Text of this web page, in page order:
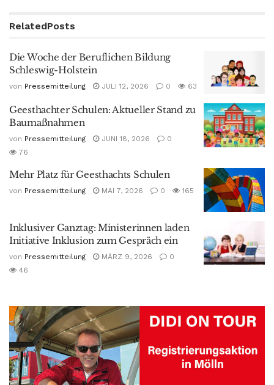
RelatedPosts
Die Woche der Beruflichen Bildung
Schleswig-Holstein
von Pressemitteilung JULI 12, 2026 0 63
Geesthachter Schulen: Aktueller Stand zu
Baumaßnahmen
von Pressemitteilung JUNI 18, 2026
0
76
Mehr Platz für Geesthachts Schulen
von Pressemitteilung MAI 7, 2026 0 165
Inklusiver Ganztag: Ministerinnen laden
Initiative Inklusion zum Gespräch ein
von Pressemitteilung MÄRZ 9, 2026
0
46